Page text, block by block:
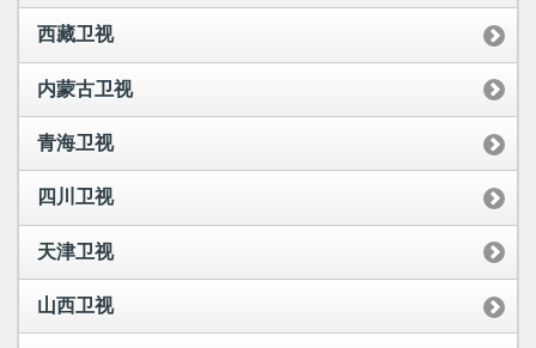
西藏卫视
内蒙古卫视
青海卫视
四川卫视
天津卫视
山西卫视